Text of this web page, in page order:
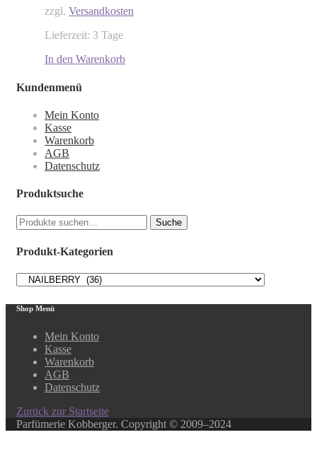
zzgl. Versandkosten
Lieferzeit: 3 Tage
In den Warenkorb
Kundenmenü
Mein Konto
Kasse
Warenkorb
AGB
Datenschutz
Produktsuche
Suche
nach:
Suche
Produkt-Kategorien
Shop Menü
Mein Konto
Kasse
Warenkorb
AGB
Datenschutz
Zurück zur Startseite
Parfümerie Kobberger. Copyright © 2009–2024